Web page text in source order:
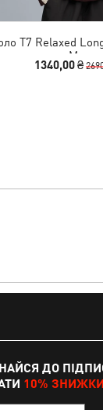
T7 Relaxed
Men
1340,00 ₴
ДО
10% ЗНИЖКИ